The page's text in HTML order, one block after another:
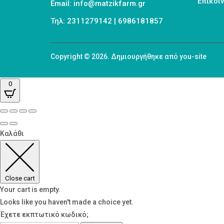
Email: info@matzikfarm.gr
Τηλ: 2311279142 | 6986181857
Copyright © 2026. Δημιουργήθηκε από you-site
0
Καλάθι
Close cart
Your cart is empty.
Looks like you haven't made a choice yet.
Έχετε εκπτωτικό κωδικό;